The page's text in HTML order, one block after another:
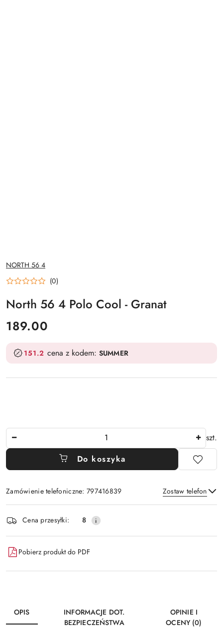
NAZWA
PRODUCENTA:
NORTH 56 4
(0)
North 56 4 Polo Cool - Granat
cena:
189.00
151.2 cena z kodem: SUMMER
szt.
Do koszyka
Zamówienie telefoniczne: 797416839 Zostaw telefon
Wyślij
Dostępność
i
dostawa
Cena przesyłki: 8
Pobierz produkt do PDF
OPIS
INFORMACJE DOT.
BEZPIECZEŃSTWA
OPINIE I
OCENY (0)